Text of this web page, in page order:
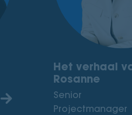
Het verhaal
Rosanne
Senior
Projectmanager